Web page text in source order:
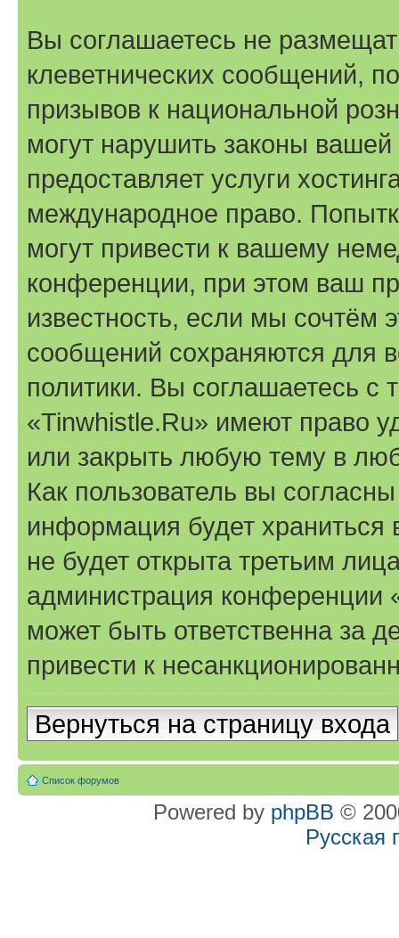
Вы соглашаетесь не
клеветнических сообщений,
призывов к национальной
могут нарушить законы
предоставляет услуги
международное право.
могут привести к вашему
конференции, при этом ваш
известность, если мы сочтём
сообщений сохраняются для
политики. Вы соглашаетесь
«Tinwhistle.Ru» имеют право
или закрыть любую тему в
Как пользователь вы
информация будет
не будет открыта третьим
администрация конференции
может быть ответственна за
привести к
Вернуться на страницу входа
Список форумов
Powered by phpBB ©
Русская